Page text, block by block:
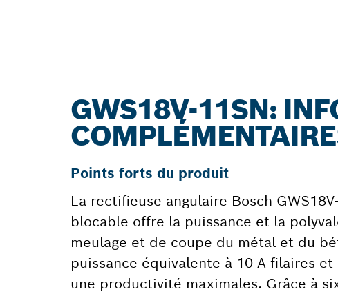
GWS18V-11SN:
Points forts du produit
La rectifieuse angulaire Bosch
blocable offre la puissance et la
meulage et de coupe du métal et du
puissance équivalente à 10 A filaires
une productivité maximales. Grâce à